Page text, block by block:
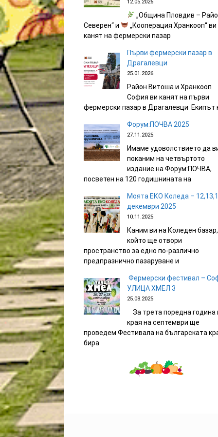
12.05.2026
„Община Пловдив –
Северен“ и
„Кооперация Хранкооп“ ви
канят на фермерски пазар
Първи фермерски пазар в
Драгалевци
25.01.2026
Район Витоша и Хранкооп
София ви канят на първи
фермерски пазар в Драгалевци Екипът
Форум:ПОЧВА 2025
27.11.2025
Имаме удоволствието да
поканим на четвъртото
издание на Форум:ПОЧВА,
посветен на 120 годишнината на
Моята ЕКО Коледа –
декември 2025
10.11.2025
Каним ви на Коледен базар,
който ще отвори
пространство за едно по-различно
предпразнично пазаруване и
Фермерски фестивал –
УЛИЦА ХМЕЛ 3
25.08.2025
За трета поредна година
края на септември ще
проведем Фестивала на българската
бира